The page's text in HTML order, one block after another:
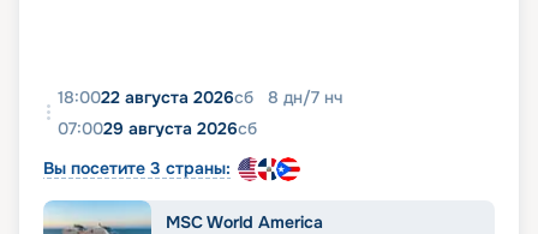
18:0022 августа 2026сб 8 дн/7 нч
07:0029 августа 2026сб
Вы посетите 3 страны:
MSC World America